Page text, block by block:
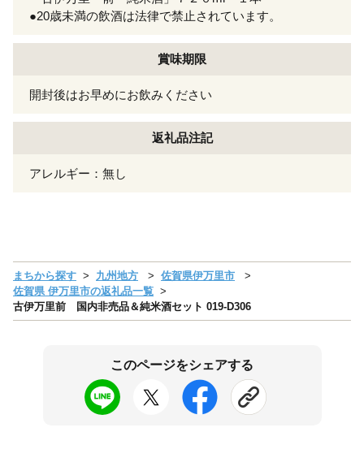
●20歳未満の飲酒は法律で禁止されています。
賞味期限
開封後はお早めにお飲みください
返礼品注記
アレルギー：無し
まちから探す 九州地方
佐賀県伊万里市
佐賀県 伊万里市の返礼品一覧
古伊万里前 国内非売品＆純米酒セット 019-D306
このページをシェアする